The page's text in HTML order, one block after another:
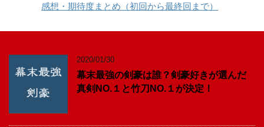
感想・期待度まとめ（初回から最終回まで）
2020/01/30
幕末最強の剣豪は誰？剣豪好きが選んだ
真剣NO.１と竹刀NO.１が決定！